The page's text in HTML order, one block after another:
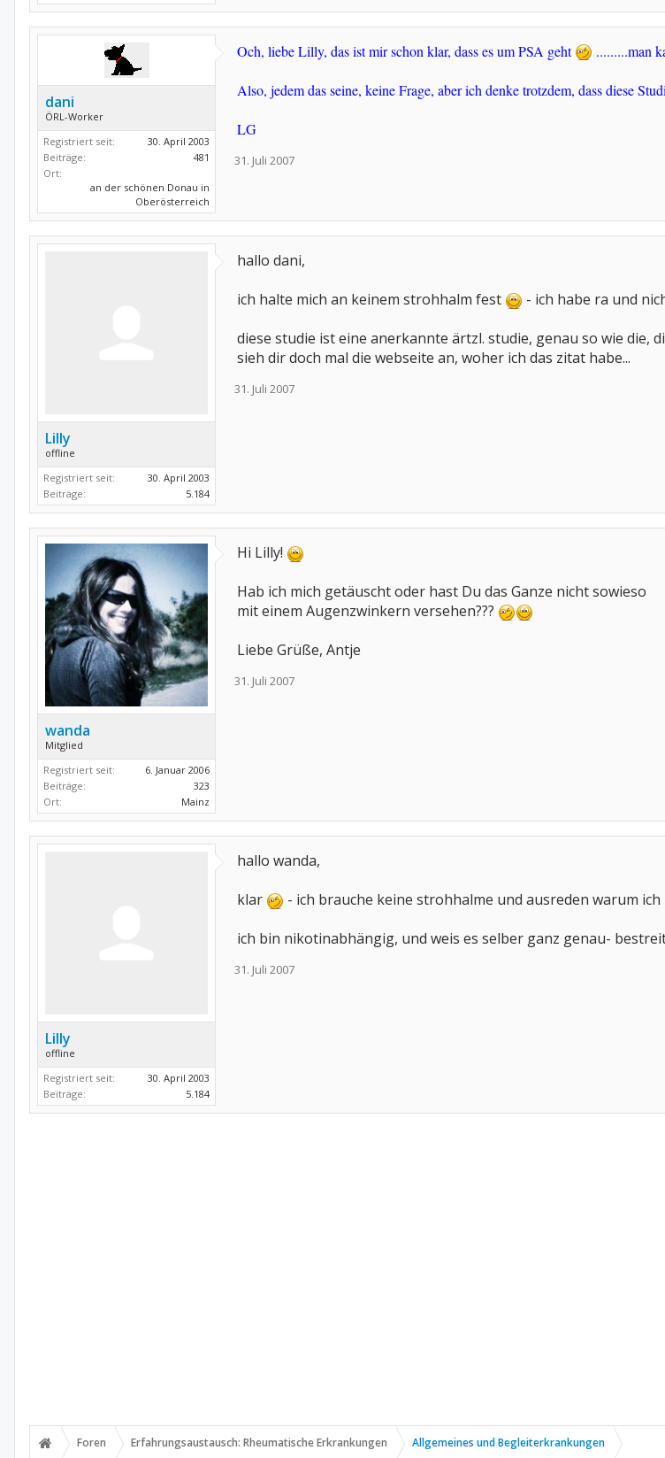
dani
ÖRL-Worker
Registriert seit:
30. April 2003
Beiträge:
481
Ort:
an der schönen Donau in
Oberösterreich
Och, liebe Lilly, das ist mir schon klar, dass es um PSA geht .........man
Also, jedem das seine, keine Frage, aber ich denke trotzdem, dass diese
LG
31. Juli 2007
Lilly
offline
Registriert seit:
30. April 2003
Beiträge:
5.184
hallo dani,
ich halte mich an keinem strohhalm fest
- ich habe ra und
diese studie ist eine anerkannte ärtzl. studie, genau so wie die,
sieh dir doch mal die webseite an, woher ich das zitat habe...
31. Juli 2007
wanda
Mitglied
Registriert seit:
6. Januar 2006
Beiträge:
323
Ort:
Mainz
Hi Lilly!
Hab ich mich getäuscht oder hast Du das Ganze nicht sowieso
mit einem Augenzwinkern versehen???
Liebe Grüße, Antje
31. Juli 2007
Lilly
offline
Registriert seit:
30. April 2003
Beiträge:
5.184
hallo wanda,
klar
- ich brauche keine strohhalme und ausreden warum ich
ich bin nikotinabhängig, und weis es selber ganz genau-
31. Juli 2007
Foren Erfahrungsaustausch: Rheumatische Erkrankungen Allgemeines und Begleiterkrankungen